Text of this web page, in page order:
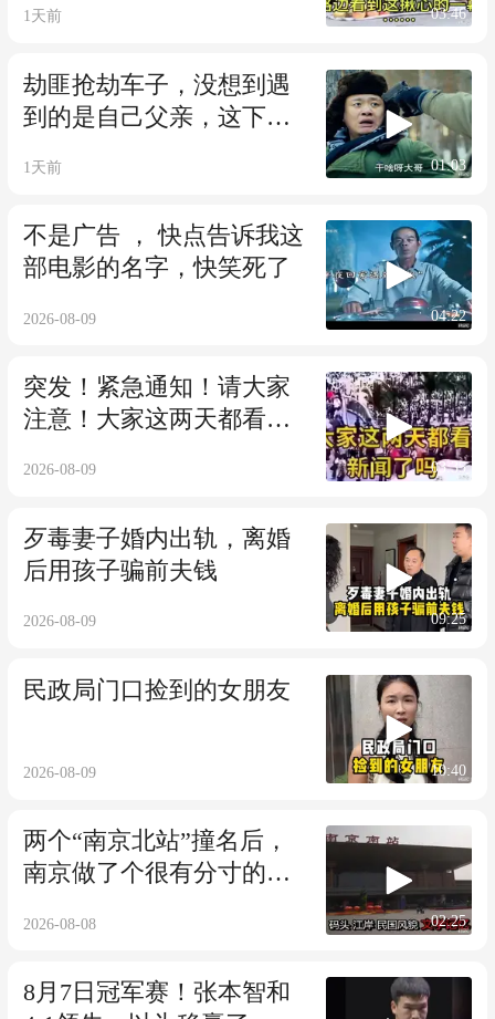
1天前 03:46
劫匪抢劫车子，没想到遇
到的是自己父亲，这下悲
1天前 01:03
不是广告 ， 快点告诉我这
部电影的名字，快笑死了
2026-08-09 04:22
突发！紧急通知！请大家
注意！大家这两天都看新
2026-08-09 03:35
歹毒妻子婚内出轨，离婚
后用孩子骗前夫钱
2026-08-09 09:25
民政局门口捡到的女朋友
2026-08-09 10:40
两个“南京北站”撞名后，
南京做了个很有分寸的决
2026-08-08 02:25
8月7日冠军赛！张本智和